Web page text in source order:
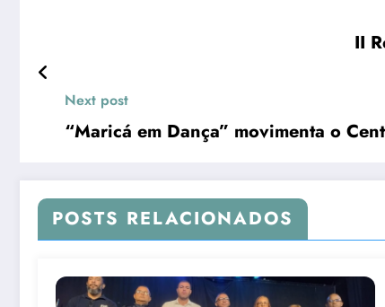
II
Next post
“Maricá em Dança” movimenta o
POSTS RELACIONADOS